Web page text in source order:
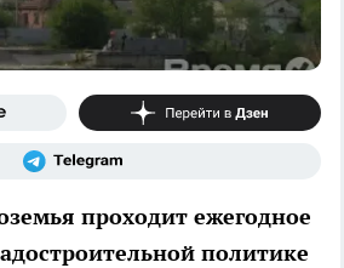
проходит ежегодное
политике